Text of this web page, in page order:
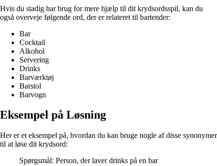
Hvis du stadig har brug for mere hjælp til dit krydsordsspil, kan du
også overveje følgende ord, der er relateret til bartender:
Bar
Cocktail
Alkohol
Servering
Drinks
Barværktøj
Barstol
Barvogn
Eksempel på Løsning
Her er et eksempel på, hvordan du kan bruge nogle af disse synonymer
til at løse dit krydsord:
Spørgsmål: Person, der laver drinks på en bar